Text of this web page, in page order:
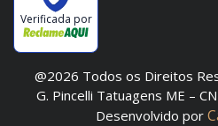
Verificada por
@2026 Todos os Direitos
G. Pincelli Tatuagens ME –
Desenvolvido por